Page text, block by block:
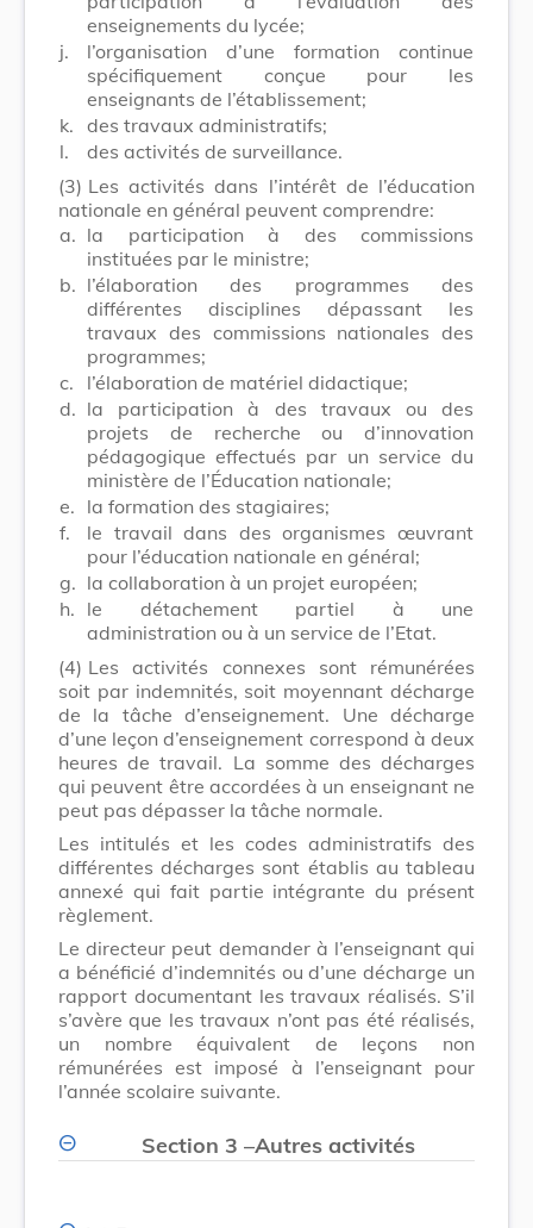
enseignements du lycée;
j.
l’organisation d’une formation continue
spécifiquement conçue pour les
enseignants de l’établissement;
k. des travaux administratifs;
l.
des activités de surveillance.
(3) Les activités dans l’intérêt de l’éducation
nationale en général peuvent comprendre:
a. la participation à des commissions
instituées par le ministre;
b. l’élaboration des programmes des
différentes disciplines dépassant les
travaux des commissions nationales des
programmes;
c.
l’élaboration de matériel didactique;
d. la participation à des travaux ou des
projets de recherche ou d’innovation
pédagogique effectués par un service du
ministère de l’Éducation nationale;
e. la formation des stagiaires;
f.
le travail dans des organismes œuvrant
pour l’éducation nationale en général;
g. la collaboration à un projet européen;
h. le détachement partiel à une
administration ou à un service de l’Etat.
(4) Les activités connexes sont rémunérées
soit par indemnités, soit moyennant décharge
de la tâche d’enseignement. Une décharge
d’une leçon d’enseignement correspond à deux
heures de travail. La somme des décharges
qui peuvent être accordées à un enseignant ne
peut pas dépasser la tâche normale.
Les intitulés et les codes administratifs des
différentes décharges sont établis au tableau
annexé qui fait partie intégrante du présent
règlement.
Le directeur peut demander à l’enseignant qui
a bénéficié d’indemnités ou d’une décharge un
rapport documentant les travaux réalisés. S’il
s’avère que les travaux n’ont pas été réalisés,
un nombre équivalent de leçons non
rémunérées est imposé à l’enseignant pour
l’année scolaire suivante.
Section 3 –Autres activités